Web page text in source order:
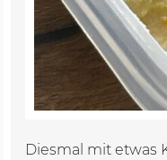
Diesmal mit etwas